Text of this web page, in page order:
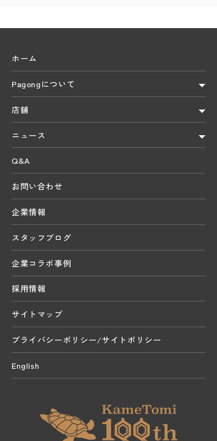
ホーム
Pagongについて
店舗
ニュース
Q&A
お問い合わせ
企業情報
スタッフブログ
企業コラボ事例
採用情報
サイトマップ
プライバシーポリシー/サイトポリシー
English